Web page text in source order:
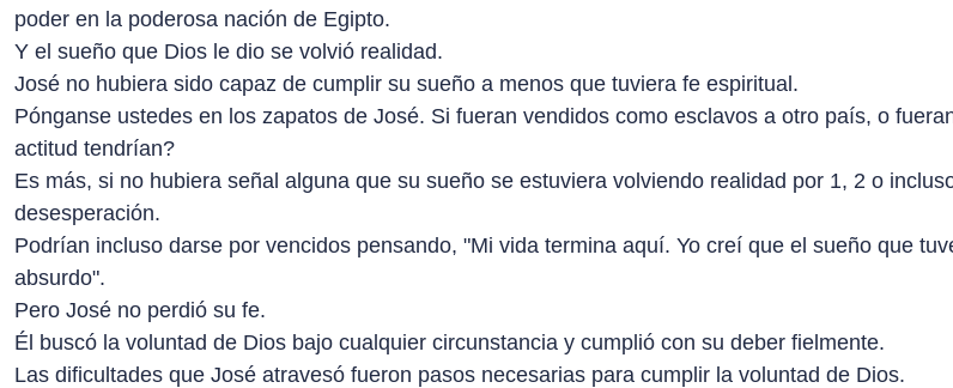
poder en la poderosa nación de Egipto.
Y el sueño que Dios le dio se volvió realidad.
José no hubiera sido capaz de cumplir su sueño a menos que tuviera fe espiritual.
Pónganse ustedes en los zapatos de José. Si fueran vendidos como esclavos a otro país, o
actitud tendrían?
Es más, si no hubiera señal alguna que su sueño se estuviera volviendo realidad por 1, 2 o
desesperación.
Podrían incluso darse por vencidos pensando, "Mi vida termina aquí. Yo creí que el sueño que
absurdo".
Pero José no perdió su fe.
Él buscó la voluntad de Dios bajo cualquier circunstancia y cumplió con su deber fielmente.
Las dificultades que José atravesó fueron pasos necesarias para cumplir la voluntad de Dios.